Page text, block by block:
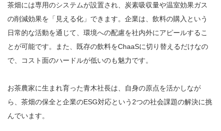
茶畑には専用のシステムが設置され、炭素吸収量や温室効果ガス
の削減効果を「見える化」できます。企業は、飲料の購入という
日常的な活動を通じて、環境への配慮を社内外にアピールするこ
とが可能です。また、既存の飲料をChaaSに切り替えるだけなの
で、コスト面のハードルが低いのも魅力です。
お茶農家に生まれ育った青木社長は、自身の原点を活かしなが
ら、茶畑の保全と企業のESG対応という2つの社会課題の解決に挑
んでいます。